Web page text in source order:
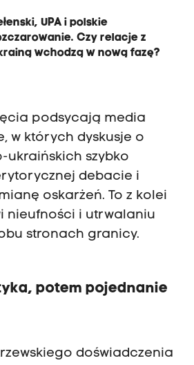
UPA i polskie
Czy relacje z
wchodzą w nową fazę?
podsycają media
w których dyskusje o
szybko
debacie i
oskarżeń. To z kolei
nieufności i utrwalaniu
stronach granicy.
potem pojednanie
doświadczenia